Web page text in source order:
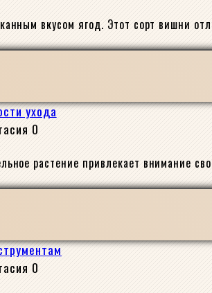
вкусом ягод. Этот сорт вишни
ухода
0
растение привлекает внимание
0